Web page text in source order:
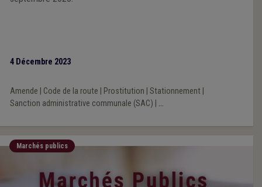
4 Décembre 2023
Amende Code de la route Prostitution Stationnement|
Sanction administrative communale (SAC)
...
Marchés publics